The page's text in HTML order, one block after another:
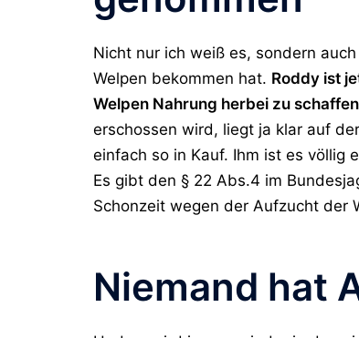
Nicht nur ich weiß es, sondern
Welpen bekommen hat. Roddy ist
Welpen Nahrung herbei zu
erschossen wird, liegt ja klar auf
einfach so in Kauf. Ihm ist es völlig
Es gibt den § 22 Abs.4 im
Schonzeit wegen der Aufzucht der
Niemand hat